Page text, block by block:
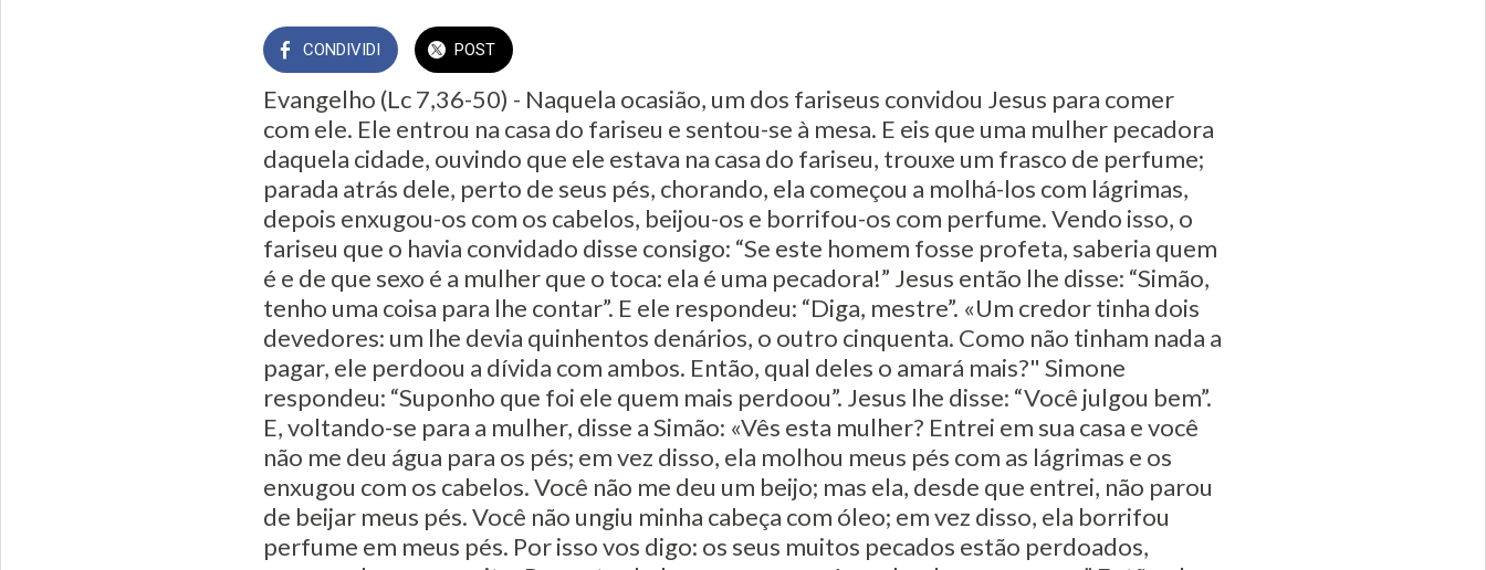
CONDIVIDI POST
Evangelho (Lc 7,36-50) - Naquela ocasião, um dos fariseus convidou Jesus para comer
com ele. Ele entrou na casa do fariseu e sentou-se à mesa. E eis que uma mulher pecadora
daquela cidade, ouvindo que ele estava na casa do fariseu, trouxe um frasco de perfume;
parada atrás dele, perto de seus pés, chorando, ela começou a molhá-los com lágrimas,
depois enxugou-os com os cabelos, beijou-os e borrifou-os com perfume. Vendo isso, o
fariseu que o havia convidado disse consigo: “Se este homem fosse profeta, saberia quem
é e de que sexo é a mulher que o toca: ela é uma pecadora!” Jesus então lhe disse: “Simão,
tenho uma coisa para lhe contar”. E ele respondeu: “Diga, mestre”. «Um credor tinha dois
devedores: um lhe devia quinhentos denários, o outro cinquenta. Como não tinham nada a
pagar, ele perdoou a dívida com ambos. Então, qual deles o amará mais?" Simone
respondeu: “Suponho que foi ele quem mais perdoou”. Jesus lhe disse: “Você julgou bem”.
E, voltando-se para a mulher, disse a Simão: «Vês esta mulher? Entrei em sua casa e você
não me deu água para os pés; em vez disso, ela molhou meus pés com as lágrimas e os
enxugou com os cabelos. Você não me deu um beijo; mas ela, desde que entrei, não parou
de beijar meus pés. Você não ungiu minha cabeça com óleo; em vez disso, ela borrifou
perfume em meus pés. Por isso vos digo: os seus muitos pecados estão perdoados,